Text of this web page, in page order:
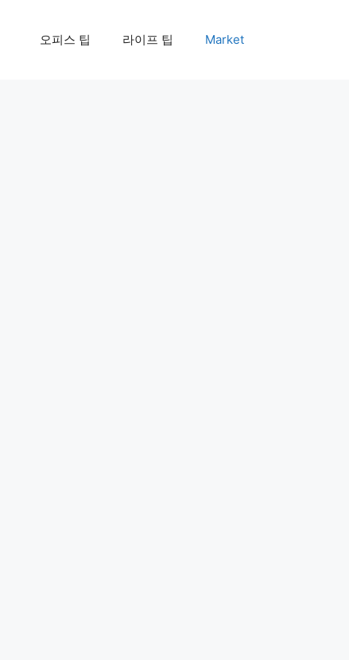
오피스 팁 라이프 팁 Market